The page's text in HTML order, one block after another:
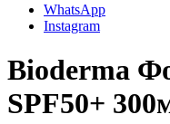
WhatsApp
Instagram
Bioderma
SPF50+